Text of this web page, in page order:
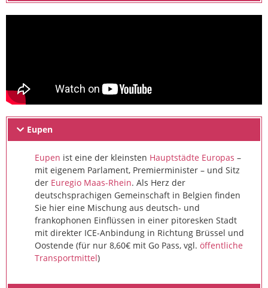
Eupen
Eupen ist eine der kleinsten Hauptstädte Europas –
mit eigenem Parlament, Premierminister – und Sitz
der Euregio Maas-Rhein. Als Herz der
deutschsprachigen Gemeinschaft in Belgien finden
Sie hier eine Mischung aus deutsch- und
frankophonen Einflüssen in einer pitoresken Stadt
mit direkter ICE-Anbindung in Richtung Brüssel und
Oostende (für nur 8,60€ mit Go Pass, vgl. öffentliche
Transportmittel)